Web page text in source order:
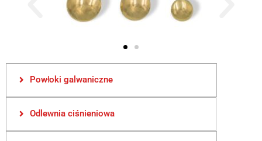
Powłoki galwaniczne
Odlewnia ciśnieniowa